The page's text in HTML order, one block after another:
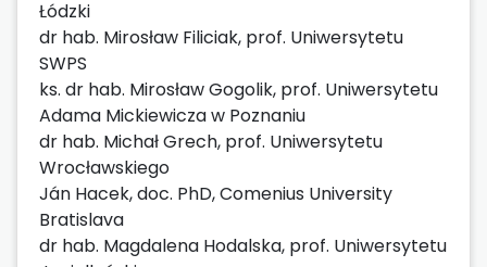
Łódzki
dr hab. Mirosław Filiciak, prof. Uniwersytetu
SWPS
ks. dr hab. Mirosław Gogolik, prof. Uniwersytetu
Adama Mickiewicza w Poznaniu
dr hab. Michał Grech, prof. Uniwersytetu
Wrocławskiego
Ján Hacek, doc. PhD, Comenius University
Bratislava
dr hab. Magdalena Hodalska, prof. Uniwersytetu